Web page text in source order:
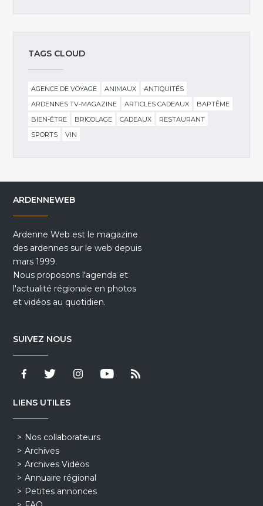
TAGS CLOUD
AGENCE DE VOYAGE ANIMAUX
ANTIQUITÉS
ARDENNES TV-MAGAZINE
ARTICLES CADEAUX
BAPTÊME
BIEN-ÊTRE
BRICOLAGE CADEAUX
RESTAURANT
SPORTS
VIN
ARDENNEWEB
Ardenne Web est le magazine
des ardennes sur le web depuis
mars 1999.
Nous proposons l'agenda et
l'actualité régionale en photos
et vidéos au quotidien.
SUIVEZ NOUS
LIENS UTILES
Nos collaborateurs
Archives
Archives Vidéos
Annuaire régional
Petites annonces